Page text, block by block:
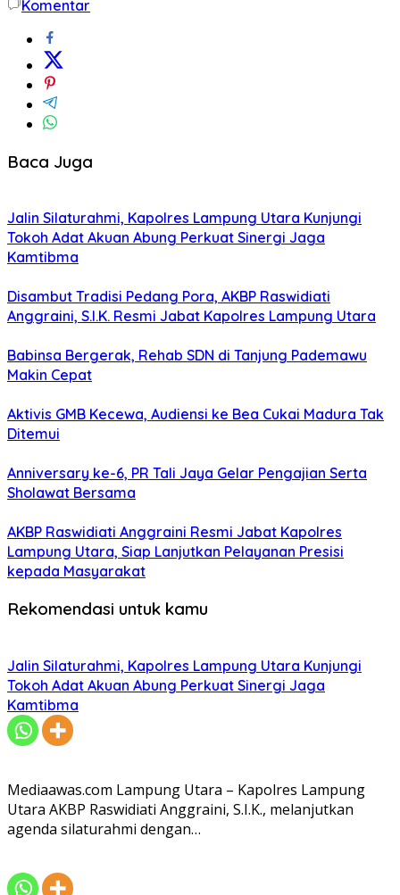
Komentar
Baca Juga
Jalin Silaturahmi, Kapolres Lampung Utara Kunjungi
Tokoh Adat Akuan Abung Perkuat Sinergi Jaga
Kamtibma
Disambut Tradisi Pedang Pora, AKBP Raswidiati
Anggraini, S.I.K. Resmi Jabat Kapolres Lampung Utara
Babinsa Bergerak, Rehab SDN di Tanjung Pademawu
Makin Cepat
Aktivis GMB Kecewa, Audiensi ke Bea Cukai Madura Tak
Ditemui
Anniversary ke-6, PR Tali Jaya Gelar Pengajian Serta
Sholawat Bersama
AKBP Raswidiati Anggraini Resmi Jabat Kapolres
Lampung Utara, Siap Lanjutkan Pelayanan Presisi
kepada Masyarakat
Rekomendasi untuk kamu
Jalin Silaturahmi, Kapolres Lampung Utara Kunjungi
Tokoh Adat Akuan Abung Perkuat Sinergi Jaga
Kamtibma
Mediaawas.com Lampung Utara – Kapolres Lampung
Utara AKBP Raswidiati Anggraini, S.I.K., melanjutkan
agenda silaturahmi dengan…